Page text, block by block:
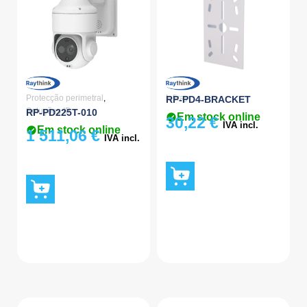
Protecção perimetral ,
Soluções IP
RP-PD225T-010
Em stock online
1 511,06€ IVA incl.
Infiray
RP-PD4-BRACKET
Em stock online
30,22€ IVA incl.